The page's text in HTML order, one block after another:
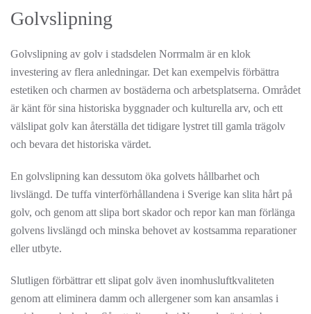
Golvslipning
Golvslipning av golv i stadsdelen Norrmalm är en klok
investering av flera anledningar. Det kan exempelvis förbättra
estetiken och charmen av bostäderna och arbetsplatserna. Området
är känt för sina historiska byggnader och kulturella arv, och ett
välslipat golv kan återställa det tidigare lystret till gamla trägolv
och bevara det historiska värdet.
En golvslipning kan dessutom öka golvets hållbarhet och
livslängd. De tuffa vinterförhållandena i Sverige kan slita hårt på
golv, och genom att slipa bort skador och repor kan man förlänga
golvens livslängd och minska behovet av kostsamma reparationer
eller utbyte.
Slutligen förbättrar ett slipat golv även inomhusluftkvaliteten
genom att eliminera damm och allergener som kan ansamlas i